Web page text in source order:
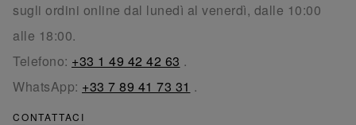
sugli ordini online dal lunedì al venerdì, dalle 10:00
alle 18:00.
Telefono: +33 1 49 42 42 63 .
WhatsApp: +33 7 89 41 73 31 .
CONTATTACI